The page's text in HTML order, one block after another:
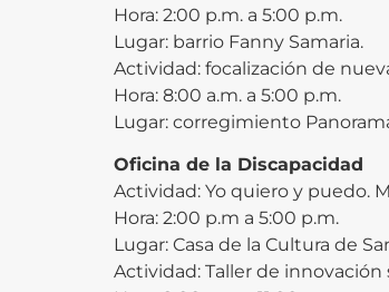
Hora: 2:00 p.m. a 5:00 p.m.
Lugar: barrio Fanny Samaria.
Actividad: focalización de
Hora: 8:00 a.m. a 5:00 p.m.
Lugar: corregimiento
Oficina de la Discapacidad
Actividad: Yo quiero y puedo.
Hora: 2:00 p.m a 5:00 p.m.
Lugar: Casa de la Cultura de
Actividad: Taller de innovación